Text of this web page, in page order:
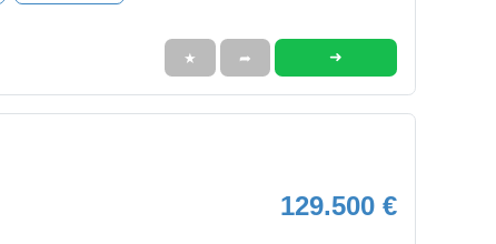
★ ➦ ➜
129.500 €